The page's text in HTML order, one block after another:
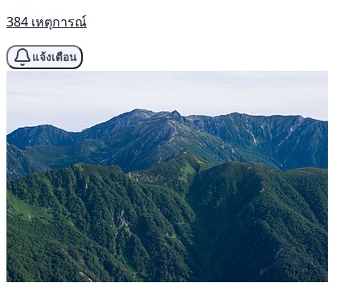
384 เหตุการณ์
แจ้งเตือน